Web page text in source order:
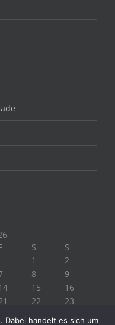
S
S
1
2
8
9
15
16
22
23
Dabei handelt es sich um